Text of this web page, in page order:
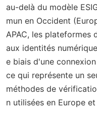
au-delà du modèle
mun en Occident
APAC, les
aux identités
e biais d'une
ce qui représente un
méthodes de
n utilisées en Europe